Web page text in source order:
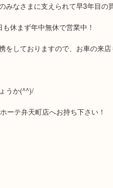
なさまに支えられて早3年目の
休まず年中無休で営業中！
しておりますので、お車の来店
うか(^^)/
ーテ弁天町店へお持ち下さい！